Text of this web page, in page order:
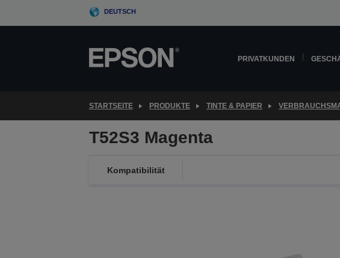
DEUTSCH
PRIVATKUNDEN
STARTSEITE PRODUKTE TINTE & PAPIER
T52S3 Magenta
Kompatibilität